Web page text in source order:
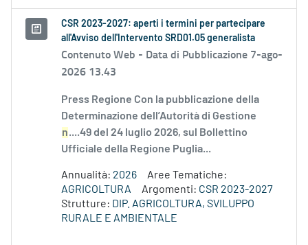
CSR 2023-2027: aperti i termini per partecipare
all'Avviso dell'Intervento SRD01.05 generalista
Contenuto Web - Data di Pubblicazione 7-ago-
2026 13.43
Press Regione Con la pubblicazione della
Determinazione dell’Autorità di Gestione
n....49 del 24 luglio 2026, sul Bollettino
Ufficiale della Regione Puglia...
Annualità: 2026
Aree Tematiche:
AGRICOLTURA
Argomenti: CSR 2023-2027
Strutture: DIP. AGRICOLTURA, SVILUPPO
RURALE E AMBIENTALE